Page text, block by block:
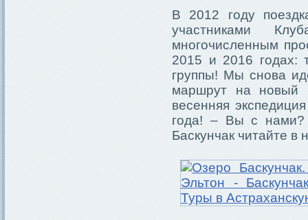
В 2012 году
участниками
многочисленным
2015 и 2016 годах:
группы! Мы снова
маршрут на новый
весенняя
года! – Вы с нами?
Баскунчак читайте